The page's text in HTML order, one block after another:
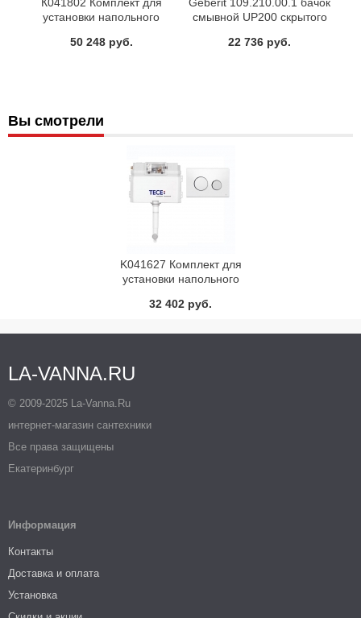
установки напольного
9240802 ТЕСЕsquare хром
50 248 руб.
смывной UP200 скрытого
22 736 руб.
Вы смотрели
K041627 Комплект для
установки напольного
9240627 TECEloop хром
32 402 руб.
LA-VANNA.RU
© 2009-2025 La-Vanna.Ru
интернет-магазин сантехники
Все права защищены
Екатеринбург
Информация
Контакты
Доставка и оплата
Установка